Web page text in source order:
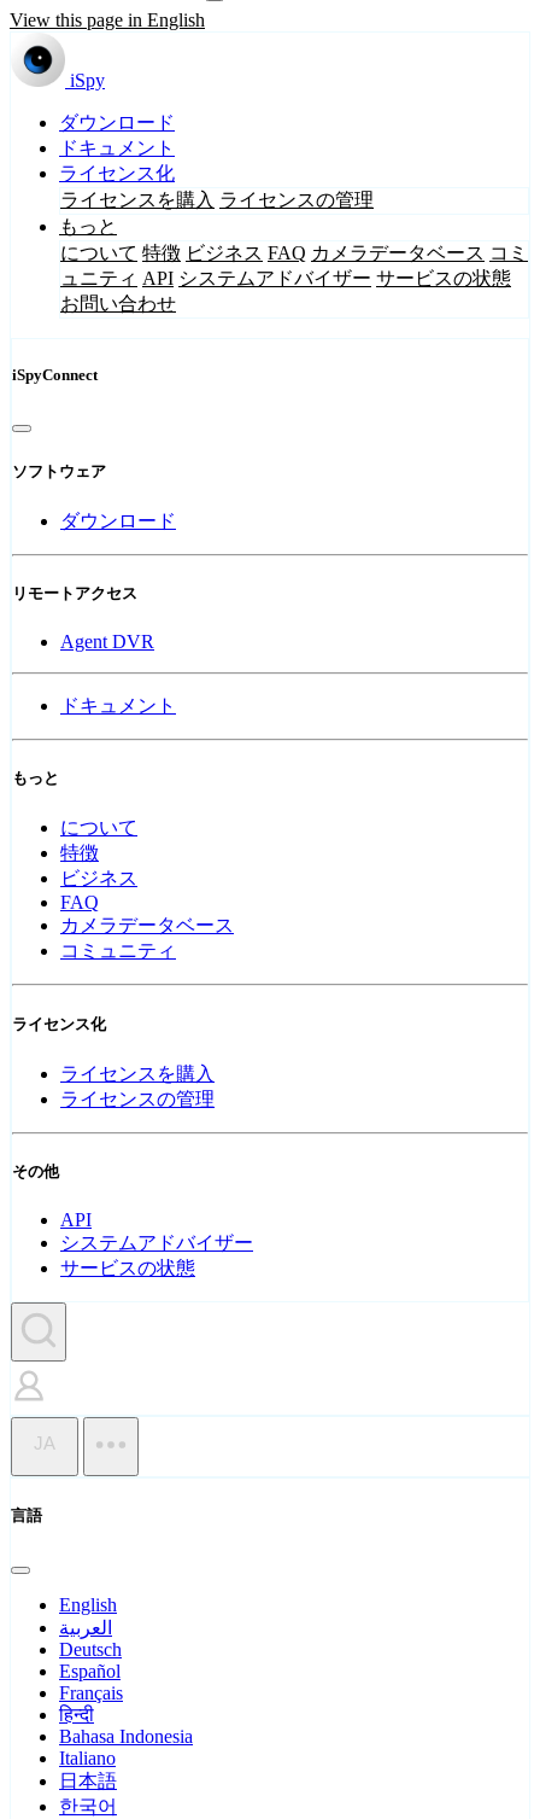
View this page in English
iSpy
ダウンロード
ドキュメント
ライセンス化
ライセンスを購入 ライセンスの管理
もっと
について 特徴 ビジネス FAQ カメラデータベース コミ
ュニティ API システムアドバイザー サービスの状態
お問い合わせ
iSpyConnect
ソフトウェア
ダウンロード
リモートアクセス
Agent DVR
ドキュメント
もっと
について
特徴
ビジネス
FAQ
カメラデータベース
コミュニティ
ライセンス化
ライセンスを購入
ライセンスの管理
その他
API
システムアドバイザー
サービスの状態
JA
言語
English
العربية
Deutsch
Español
Français
हिन्दी
Bahasa Indonesia
Italiano
日本語
한국어